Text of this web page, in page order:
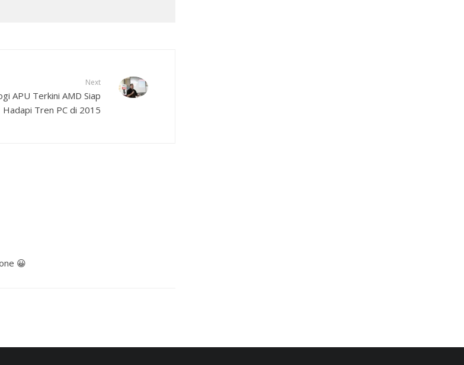
Next
APU Terkini AMD Siap
Hadapi Tren PC di 2015
😀